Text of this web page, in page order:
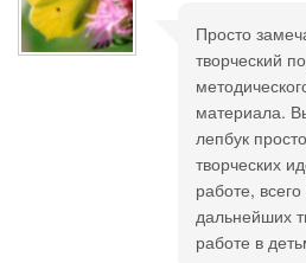
Просто
творческий
материала.
лепбук
творческих
работе,
дальнейших
работе в